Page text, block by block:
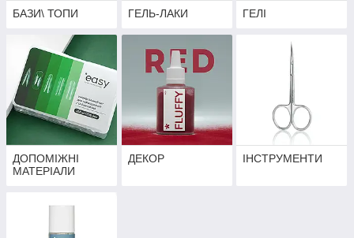
БАЗИ\ ТОПИ ГЕЛЬ-ЛАКИ ГЕЛІ
ДОПОМІЖНІ
МАТЕРІАЛИ
ДЕКОР ІНСТРУМЕНТИ